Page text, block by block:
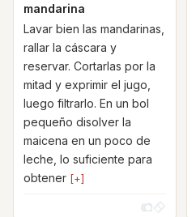
mandarina
Lavar bien las mandarinas,
rallar la cáscara y
reservar. Cortarlas por la
mitad y exprimir el jugo,
luego filtrarlo. En un bol
pequeño disolver la
maicena en un poco de
leche, lo suficiente para
obtener [+]